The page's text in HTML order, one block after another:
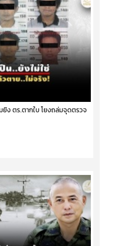
ง ตร.ตากใบ โยงถล่มจุดตรวจ